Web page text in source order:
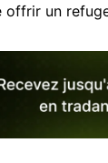
offrir un